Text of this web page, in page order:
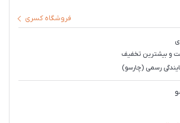
فروشگاه کسری
و بیشترین تخفیف
رسمی (چارسو)